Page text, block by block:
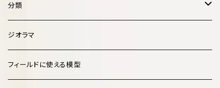
分類
哺乳類 Mammalia
鳥類 Aves
ジオラマ
フィールドに使える模型